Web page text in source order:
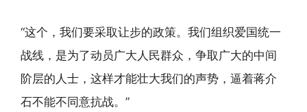
“这个，我们要采取让步的政策。我们组织爱国统一
战线，是为了动员广大人民群众，争取广大的中间
阶层的人士，这样才能壮大我们的声势，逼着蒋介
石不能不同意抗战。”